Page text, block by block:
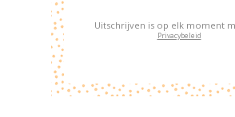
Uitschrijven is op elk moment
Privacybeleid